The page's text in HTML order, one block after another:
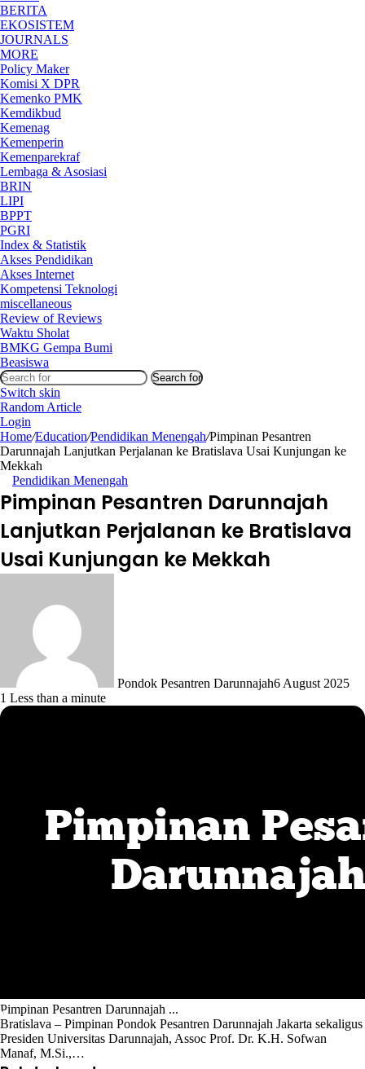
BERITA
EKOSISTEM
JOURNALS
MORE
Policy Maker
Komisi X DPR
Kemenko PMK
Kemdikbud
Kemenag
Kemenperin
Kemenparekraf
Lembaga & Asosiasi
BRIN
LIPI
BPPT
PGRI
Index & Statistik
Akses Pendidikan
Akses Internet
Kompetensi Teknologi
miscellaneous
Review of Reviews
Waktu Sholat
BMKG Gempa Bumi
Beasiswa
Search for
Switch skin
Random Article
Login
Home/Education/Pendidikan Menengah/Pimpinan Pesantren
Darunnajah Lanjutkan Perjalanan ke Bratislava Usai Kunjungan ke
Mekkah
Pendidikan Menengah
Pimpinan Pesantren Darunnajah
Lanjutkan Perjalanan ke Bratislava
Usai Kunjungan ke Mekkah
Pondok Pesantren Darunnajah6 August 2025
1 Less than a minute
Pimpinan Pesantren Darunnajah ...
Bratislava – Pimpinan Pondok Pesantren Darunnajah Jakarta sekaligus
Presiden Universitas Darunnajah, Assoc Prof. Dr. K.H. Sofwan
Manaf, M.Si.,…